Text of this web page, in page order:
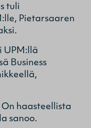
tuli
Pietarsaaren
UPM:llä
Business
On haasteellista
sanoo.